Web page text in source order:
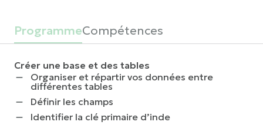
ProgrammeCompétences
Créer une base et des tables
Organiser et répartir vos données entre
différentes tables
Définir les champs
Identifier la clé primaire d’inde